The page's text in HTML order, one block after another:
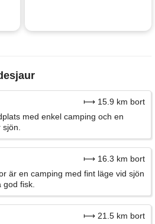
⟼ 15.9 km bort
med enkel camping och en
⟼ 16.3 km bort
är en camping med fint läge vid sjön
fisk.
⟼ 21.5 km bort